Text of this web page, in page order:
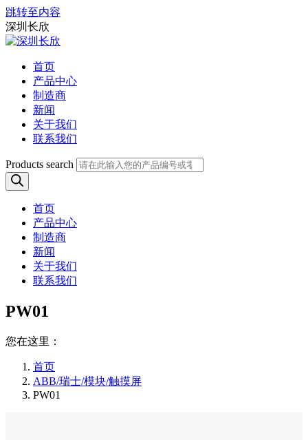
跳转至内容
深圳长欣
首页
产品中心
制造商
新闻
关于我们
联系我们
Products search
首页
产品中心
制造商
新闻
关于我们
联系我们
PW01
您在这里：
首页
ABB/瑞士/模块/触摸屏
PW01